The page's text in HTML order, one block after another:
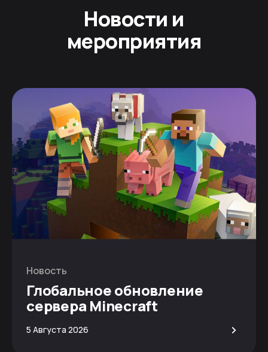
Новости и
мероприятия
Новость
Глобальное обновление
сервера Minecraft
5 Августа 2026 >